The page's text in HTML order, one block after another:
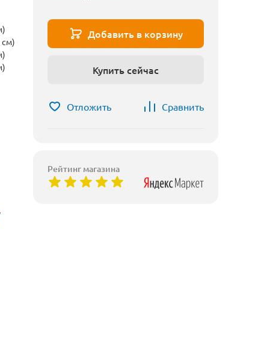
см)
Добавить в корзину
Купить сейчас
Отложить Сравнить
Рейтинг магазина